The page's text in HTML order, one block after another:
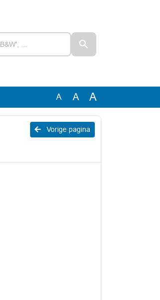
A A A
Vorige pagina